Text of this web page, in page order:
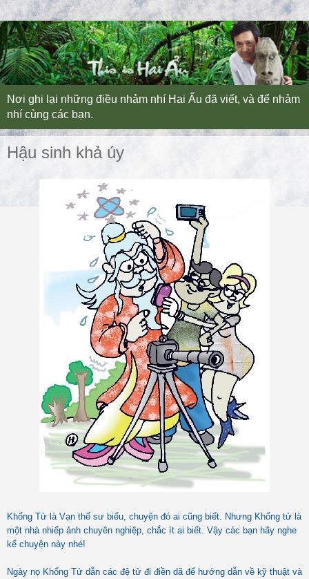
Nơi ghi lại những điều nhảm nhí Hai Ẩu đã viết, và để nhảm
nhí cùng các bạn.
Hậu sinh khả úy
Khổng Tử là Vạn thế sư biểu, chuyện đó ai cũng biết. Nhưng Khổng tử là
một nhà nhiếp ảnh chuyên nghiệp, chắc ít ai biết. Vậy các bạn hãy nghe
kể chuyện này nhé!
Ngày nọ Khổng Tử dẫn các đệ tử đi điền dã để hướng dẫn về kỹ thuật và